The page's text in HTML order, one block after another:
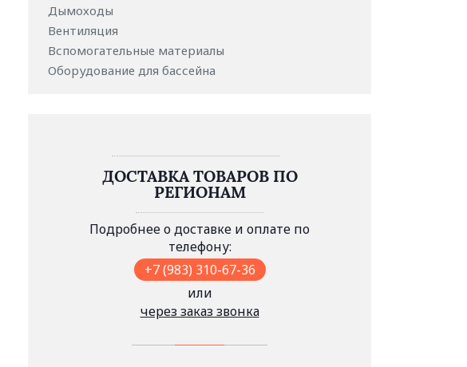
Дымоходы
Вентиляция
Вспомогательные материалы
Оборудование для бассейна
ДОСТАВКА ТОВАРОВ ПО
РЕГИОНАМ
Подробнее о доставке и оплате по
телефону:
+7 (983) 310-67-36
или
через заказ звонка